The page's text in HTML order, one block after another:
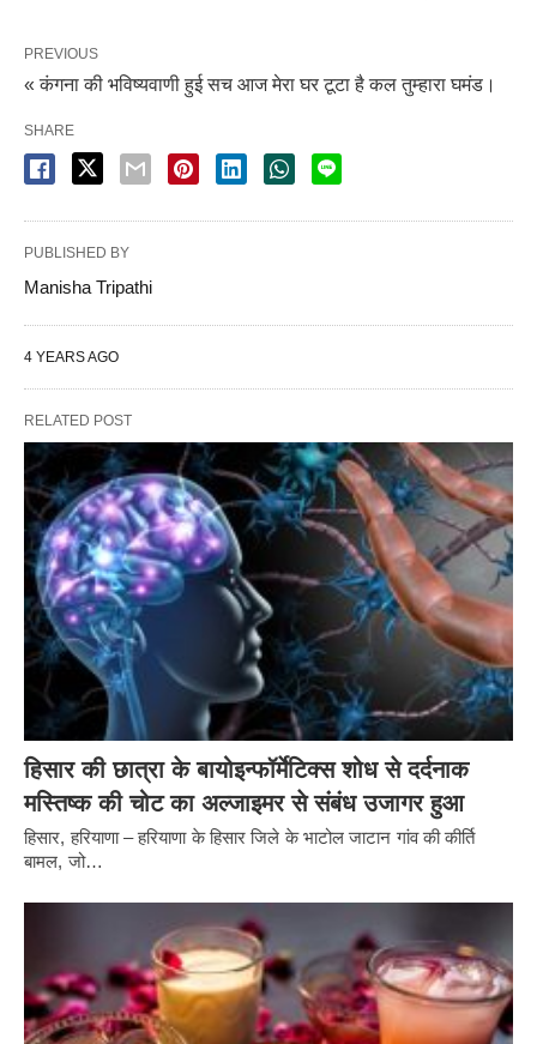
PREVIOUS
« कंगना की भविष्यवाणी हुई सच आज मेरा घर टूटा है कल तुम्हारा घमंड।
SHARE
PUBLISHED BY
Manisha Tripathi
4 YEARS AGO
RELATED POST
हिसार की छात्रा के बायोइन्फॉर्मेटिक्स शोध से दर्दनाक
मस्तिष्क की चोट का अल्जाइमर से संबंध उजागर हुआ
हिसार, हरियाणा – हरियाणा के हिसार जिले के भाटोल जाटान गांव की कीर्ति
बामल, जो…